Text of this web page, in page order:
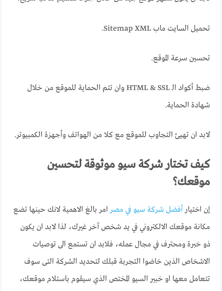
تحميل السايت ماب Sitemap XML.
تحسين سرعة الموقـع.
ضبط أكواد الـ HTML & SSL وان تتم الحماية للموقع من خلال
شهادة الحماية.
لابد ان تهيئ التجاوب للموقع مع كلا من الهواتف وأجهزة الكمبيوتر.
كيف تختار شركة سيو موثوقة لتحسين
موقعك؟
إن اختيار أفضل شركة سيو في مصر امر بالغ الاهمية لانك حينها تضع
مكانة موقعك الالكتروني في يد شخص آخر غيرك، لذا لابد ان يكون
ذو خبرة ومحترف في مجال عمله، فلابد ان تستمع الى توصيات
الاشخاص الذين خاضوا التجربة قبلك لتحديد الشركة التى سوف
تتعامل معها او خبير السيو المختص الذي سيقوم باستلام موقعك،